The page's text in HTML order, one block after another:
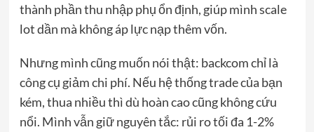
thành phần thu nhập phụ ổn định, giúp mình scale
lot dần mà không áp lực nạp thêm vốn.
Nhưng mình cũng muốn nói thật: backcom chỉ là
công cụ giảm chi phí. Nếu hệ thống trade của bạn
kém, thua nhiều thì dù hoàn cao cũng không cứu
nổi. Mình vẫn giữ nguyên tắc: rủi ro tối đa 1-2%